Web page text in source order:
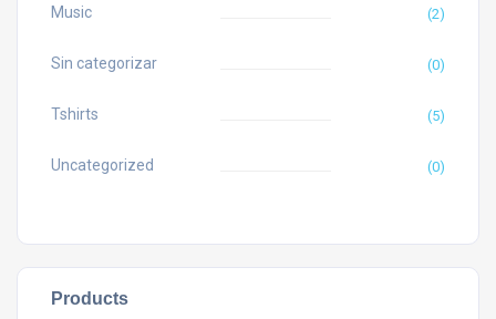
Music (2)
Sin categorizar (0)
Tshirts (5)
Uncategorized (0)
Products